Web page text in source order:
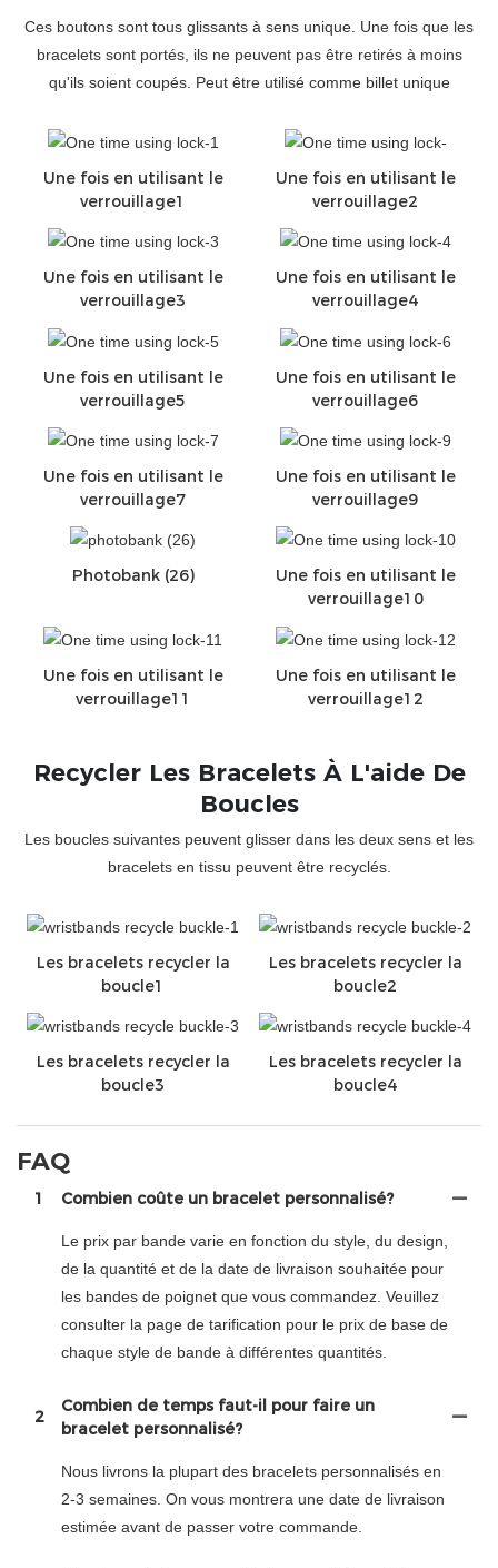
Ces boutons sont tous glissants à sens unique. Une fois que les
bracelets sont portés, ils ne peuvent pas être retirés à moins
qu'ils soient coupés. Peut être utilisé comme billet unique
Une fois en utilisant le
verrouillage1
Une fois en utilisant le
verrouillage2
Une fois en utilisant le
verrouillage3
Une fois en utilisant le
verrouillage4
Une fois en utilisant le
verrouillage5
Une fois en utilisant le
verrouillage6
Une fois en utilisant le
verrouillage7
Une fois en utilisant le
verrouillage9
Photobank (26)
Une fois en utilisant le
verrouillage10
Une fois en utilisant le
verrouillage11
Une fois en utilisant le
verrouillage12
Recycler Les Bracelets À L'aide De
Boucles
Les boucles suivantes peuvent glisser dans les deux sens et les
bracelets en tissu peuvent être recyclés.
Les bracelets recycler la
boucle1
Les bracelets recycler la
boucle2
Les bracelets recycler la
boucle3
Les bracelets recycler la
boucle4
FAQ
1 Combien coûte un bracelet personnalisé?
Le prix par bande varie en fonction du style, du design,
de la quantité et de la date de livraison souhaitée pour
les bandes de poignet que vous commandez. Veuillez
consulter la page de tarification pour le prix de base de
chaque style de bande à différentes quantités.
2
Combien de temps faut-il pour faire un
bracelet personnalisé?
Nous livrons la plupart des bracelets personnalisés en
2-3 semaines. On vous montrera une date de livraison
estimée avant de passer votre commande.